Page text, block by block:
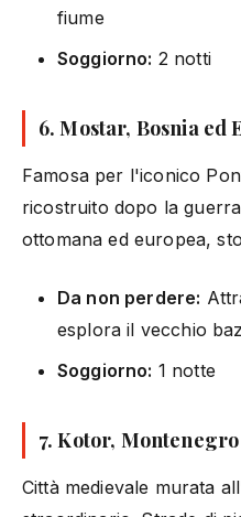
fiume
Soggiorno: 2 notti
6. Mostar, Bosnia ed
Famosa per l'iconico
ricostruito dopo la
ottomana ed europea,
Da non perdere:
esplora il vecchio
Soggiorno: 1 notte
7. Kotor, Montenegro
Città medievale murata